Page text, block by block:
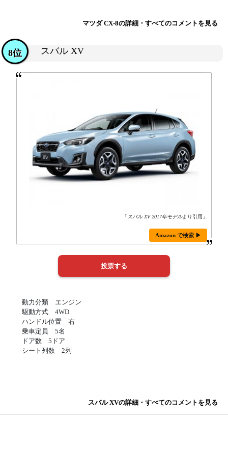
マツダ CX-8の詳細・すべてのコメントを見る
スバル XV
8位
「 スバル XV 2017年モデルより引用」
Amazon で検索 ▶
動力分類 エンジン
駆動方式 4WD
ハンドル位置 右
乗車定員 5名
ドア数 5ドア
シート列数 2列
スバル XVの詳細・すべてのコメントを見る